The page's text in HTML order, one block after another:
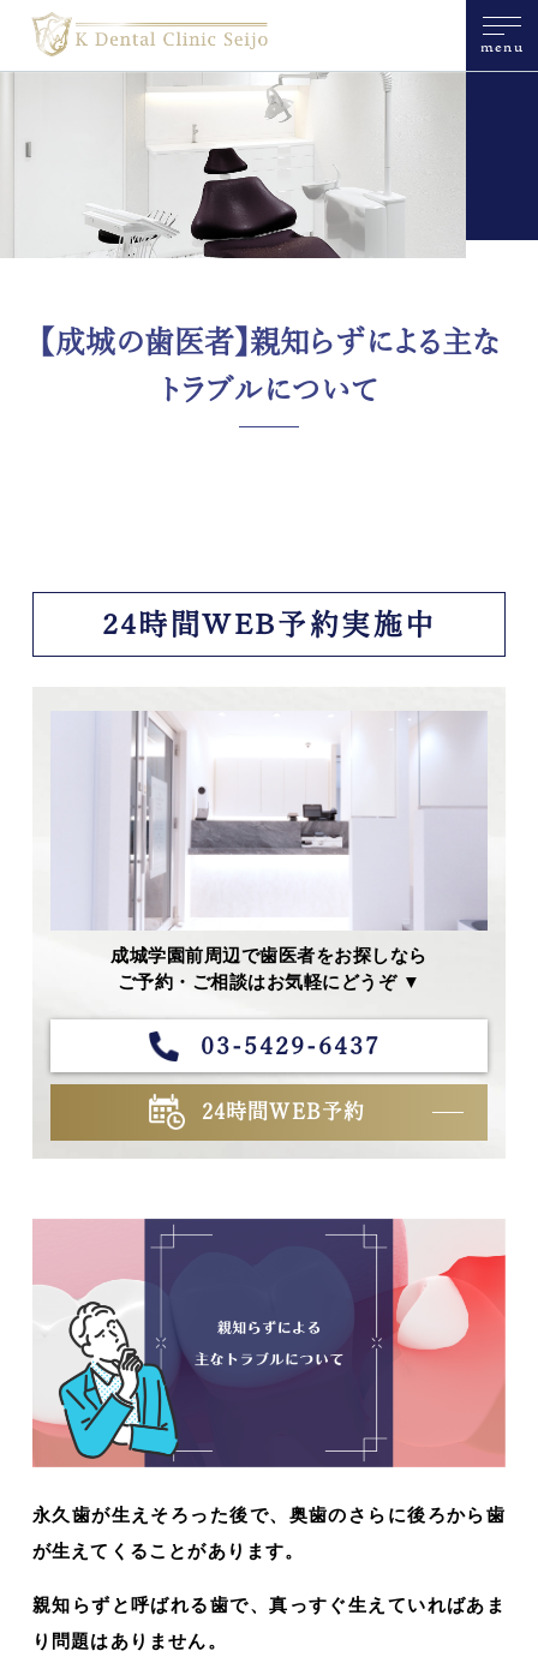
menu
【成城の歯医者】親知らずによる主な
トラブルについて
24時間WEB予約実施中
成城学園前周辺で歯医者をお探しなら
ご予約・ご相談はお気軽にどうぞ ▼
03-5429-6437
24時間WEB予約
永久歯が生えそろった後で、奥歯のさらに後ろから歯
が生えてくることがあります。
親知らずと呼ばれる歯で、真っすぐ生えていればあま
り問題はありません。